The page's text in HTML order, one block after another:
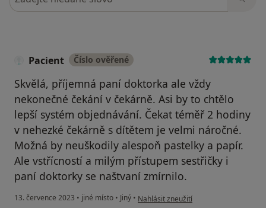
Pacient Číslo ověřené
Skvělá, příjemná paní doktorka ale vždy
nekonečné čekání v čekárně. Asi by to chtělo
lepší systém objednávání. Čekat téměř 2 hodiny
v nehezké čekárně s dítětem je velmi náročné.
Možná by neuškodily alespoň pastelky a papír.
Ale vstřícností a milým přístupem sestřičky i
paní doktorky se naštvaní zmírnilo.
13. července 2023 • jiné místo • Jiný • podle názoru uživatele Pacient
Nahlásit zneužití